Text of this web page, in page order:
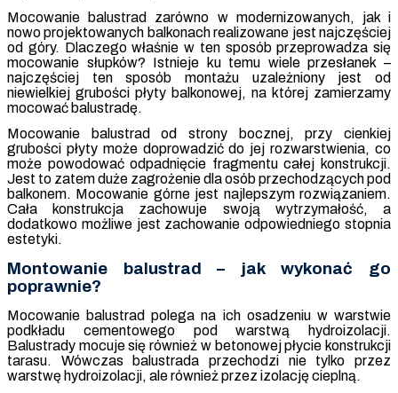
Mocowanie balustrad zarówno w modernizowanych, jak i
nowo projektowanych balkonach realizowane jest najczęściej
od góry. Dlaczego właśnie w ten sposób przeprowadza się
mocowanie słupków? Istnieje ku temu wiele przesłanek –
najczęściej ten sposób montażu uzależniony jest od
niewielkiej grubości płyty balkonowej, na której zamierzamy
mocować balustradę.
Mocowanie balustrad od strony bocznej, przy cienkiej
grubości płyty może doprowadzić do jej rozwarstwienia, co
może powodować odpadnięcie fragmentu całej konstrukcji.
Jest to zatem duże zagrożenie dla osób przechodzących pod
balkonem. Mocowanie górne jest najlepszym rozwiązaniem.
Cała konstrukcja zachowuje swoją wytrzymałość, a
dodatkowo możliwe jest zachowanie odpowiedniego stopnia
estetyki.
Montowanie balustrad – jak wykonać go
poprawnie?
Mocowanie balustrad polega na ich osadzeniu w warstwie
podkładu cementowego pod warstwą hydroizolacji.
Balustrady mocuje się również w betonowej płycie konstrukcji
tarasu. Wówczas balustrada przechodzi nie tylko przez
warstwę hydroizolacji, ale również przez izolację cieplną.